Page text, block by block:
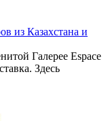
из Казахстана и
Галерее Espace
Здесь